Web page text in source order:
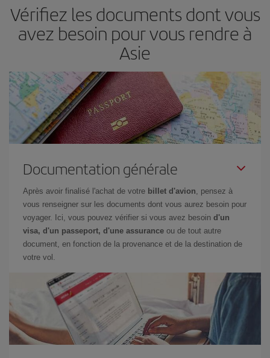
Vérifiez les documents dont vous
avez besoin pour vous rendre à
Asie
Documentation générale
Après avoir finalisé l'achat de votre billet d'avion , pensez à
vous renseigner sur les documents dont vous aurez besoin pour
voyager. Ici, vous pouvez vérifier si vous avez besoin d'un
visa, d'un passeport, d'une assurance ou de tout autre
document, en fonction de la provenance et de la destination de
votre vol.